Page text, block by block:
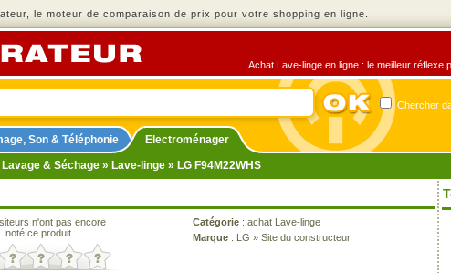
le moteur de comparaison de prix pour votre shopping en ligne.
Achat Lave-linge en ligne : le meilleur
Chercher
Son & Téléphonie
Electroménager
Lavage & Séchage » Lave-linge » LG F94M22WHS
n'ont pas encore
noté ce produit
Catégorie : achat Lave-linge
Marque : LG » Site du constructeur